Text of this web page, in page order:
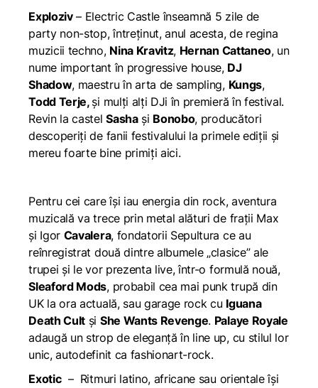
Exploziv– Electric Castle înseamnă 5 zile de
party non-stop, întreținut, anul acesta, de regina
muzicii techno, Nina Kravitz, Hernan Cattaneo, un
nume important în progressive house, DJ
Shadow, maestru în arta de sampling, Kungs,
Todd Terje, și mulți alți DJi în premieră în festival.
Revin la castelSashași Bonobo, producători
descoperiți de fanii festivalului la primele ediții și
mereu foarte bine primiți aici.
Pentru cei care își iau energia din rock, aventura
muzicală va trece prin metal alături de frații Max
și Igor Cavalera, fondatorii Sepultura ce au
reînregistrat două dintre albumele „clasice” ale
trupei și le vor prezenta live, într-o formulă nouă,
Sleaford Mods, probabil cea mai punk trupă din
UK la ora actuală, sau garage rock cu Iguana
Death Cult și She Wants Revenge. Palaye Royale
adaugă un strop de eleganță în line up, cu stilul lor
unic, autodefinit ca fashionart-rock.
Exotic– Ritmuri latino, africane sau orientale își